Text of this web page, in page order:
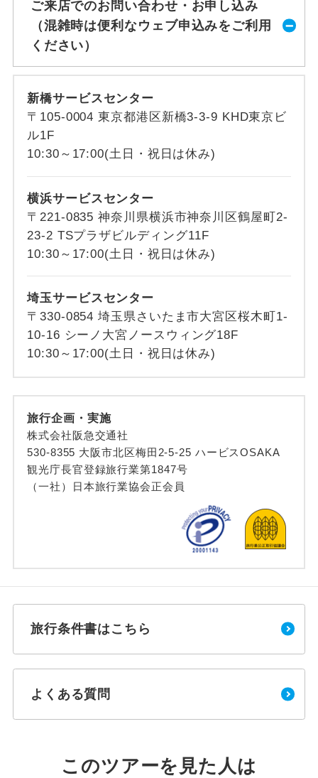
ご来店でのお問い合わせ・お申し込み
（混雑時は便利なウェブ申込みをご利用
ください）
新橋サービスセンター
〒105-0004 東京都港区新橋3-3-9 KHD東京ビ
ル1F
10:30～17:00(土日・祝日は休み)
横浜サービスセンター
〒221-0835 神奈川県横浜市神奈川区鶴屋町2-
23-2 TSプラザビルディング11F
10:30～17:00(土日・祝日は休み)
埼玉サービスセンター
〒330-0854 埼玉県さいたま市大宮区桜木町1-
10-16 シーノ大宮ノースウィング18F
10:30～17:00(土日・祝日は休み)
旅行企画・実施
株式会社阪急交通社
530-8355 大阪市北区梅田2-5-25 ハービスOSAKA
観光庁長官登録旅行業第1847号
（一社）日本旅行業協会正会員
旅行条件書はこちら
よくある質問
このツアーを見た人は